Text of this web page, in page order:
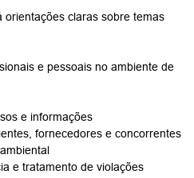
orientações claras sobre temas
e pessoais no ambiente de
e informações
fornecedores e concorrentes
e tratamento de violações